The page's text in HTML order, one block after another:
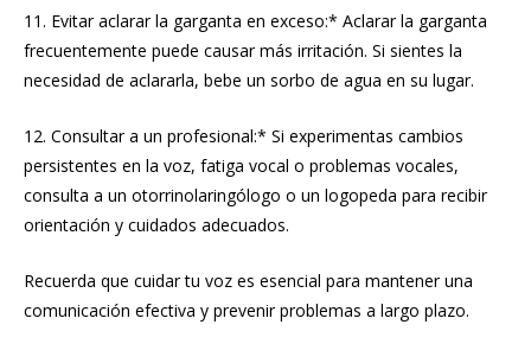
11. Evitar aclarar la garganta en exceso:* Aclarar la garganta
frecuentemente puede causar más irritación. Si sientes la
necesidad de aclararla, bebe un sorbo de agua en su lugar.
12. Consultar a un profesional:* Si experimentas cambios
persistentes en la voz, fatiga vocal o problemas vocales,
consulta a un otorrinolaringólogo o un logopeda para recibir
orientación y cuidados adecuados.
Recuerda que cuidar tu voz es esencial para mantener una
comunicación efectiva y prevenir problemas a largo plazo.